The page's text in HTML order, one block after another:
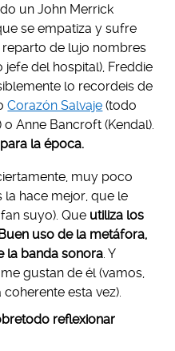
un John Merrick
se empatiza y sufre
de lujo nombres
del hospital), Freddie
lo recordeis de
Corazón Salvaje (todo
Anne Bancroft (Kendal).
la época.
muy poco
la hace mejor, que le
suyo). Que utiliza los
uso de la metáfora,
la banda sonora . Y
gustan de él (vamos,
esta vez).
reflexionar